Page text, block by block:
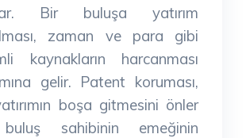
Bir buluşa yatırım
zaman ve para gibi
kaynakların harcanması
gelir. Patent koruması,
boşa gitmesini önler
sahibinin emeğinin